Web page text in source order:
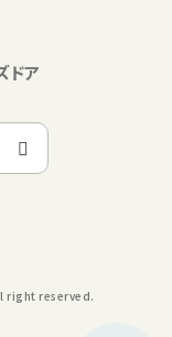
ドア
All right reserved.